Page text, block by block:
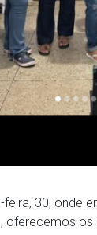
30, onde
oferecemos